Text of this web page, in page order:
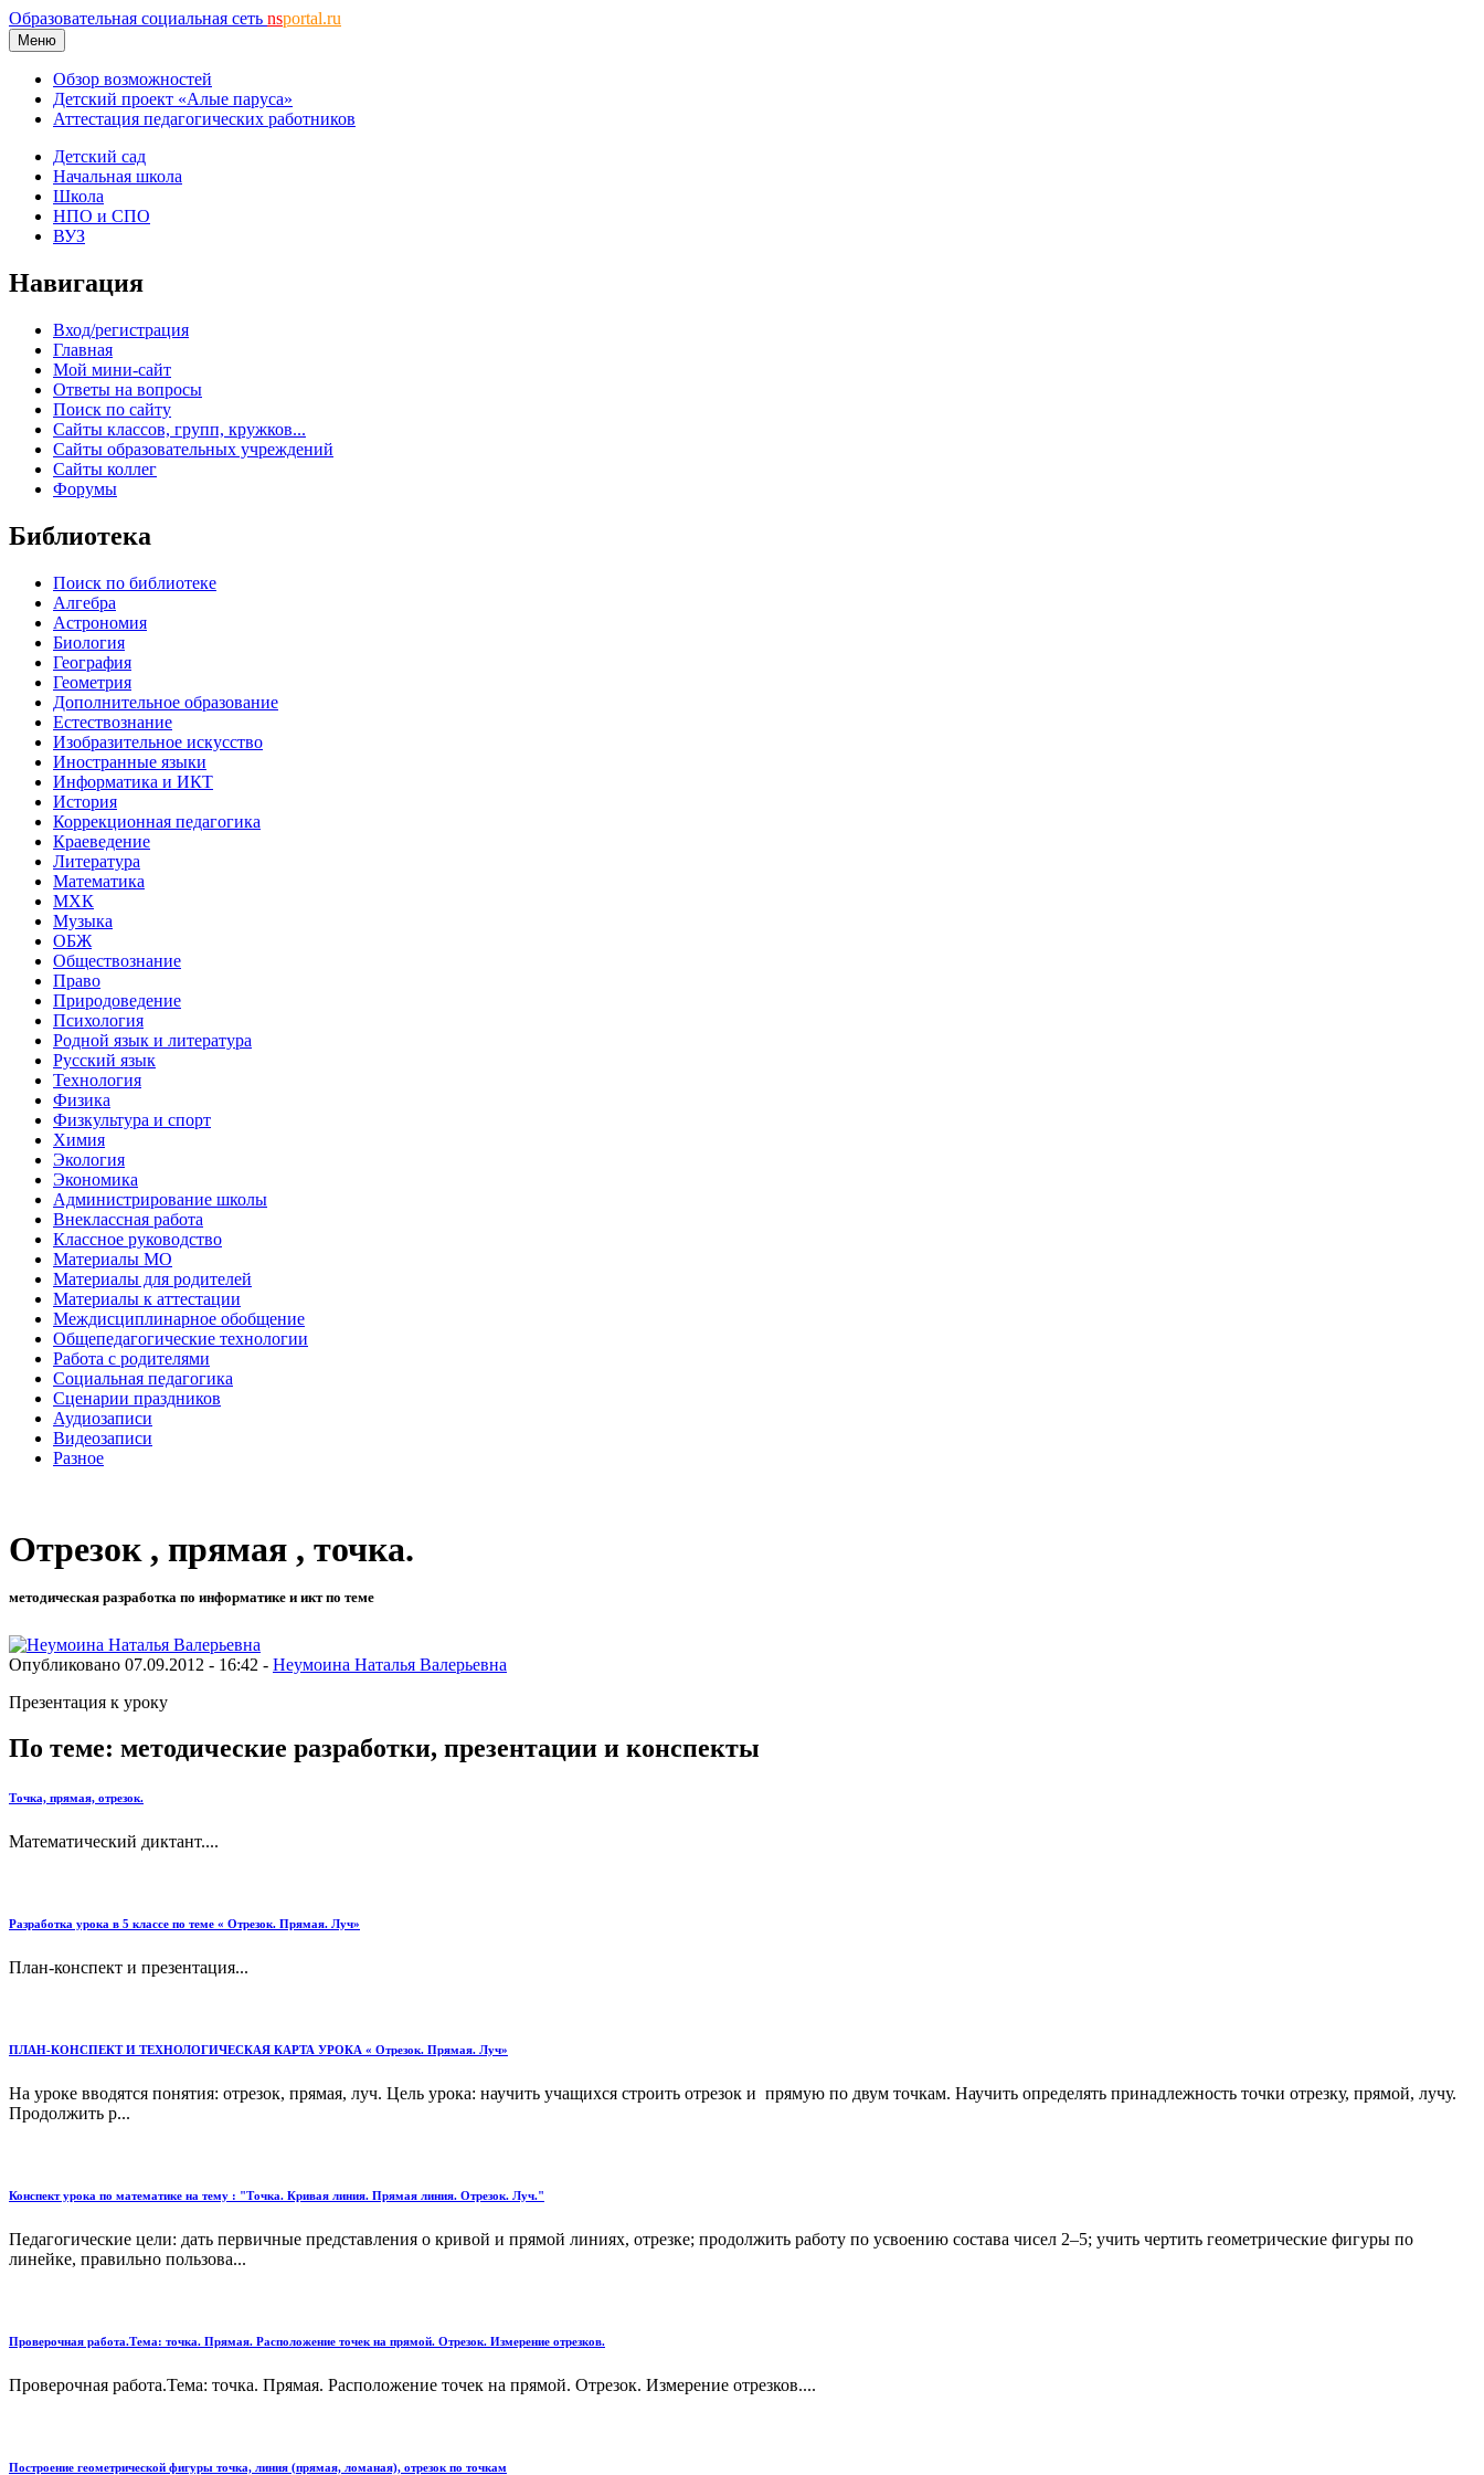
Образовательная социальная сеть nsportal.ru
Меню
Обзор возможностей
Детский проект «Алые паруса»
Аттестация педагогических работников
Детский сад
Начальная школа
Школа
НПО и СПО
ВУЗ
Навигация
Вход/регистрация
Главная
Мой мини-сайт
Ответы на вопросы
Поиск по сайту
Сайты классов, групп, кружков...
Сайты образовательных учреждений
Сайты коллег
Форумы
Библиотека
Поиск по библиотеке
Алгебра
Астрономия
Биология
География
Геометрия
Дополнительное образование
Естествознание
Изобразительное искусство
Иностранные языки
Информатика и ИКТ
История
Коррекционная педагогика
Краеведение
Литература
Математика
МХК
Музыка
ОБЖ
Обществознание
Право
Природоведение
Психология
Родной язык и литература
Русский язык
Технология
Физика
Физкультура и спорт
Химия
Экология
Экономика
Администрирование школы
Внеклассная работа
Классное руководство
Материалы МО
Материалы для родителей
Материалы к аттестации
Междисциплинарное обобщение
Общепедагогические технологии
Работа с родителями
Социальная педагогика
Сценарии праздников
Аудиозаписи
Видеозаписи
Разное
Отрезок , прямая , точка.
методическая разработка по информатике и икт по теме
Опубликовано 07.09.2012 - 16:42 - Неумоина Наталья Валерьевна
Презентация к уроку
По теме: методические разработки, презентации и конспекты
Точка, прямая, отрезок.
Математический диктант....
Разработка урока в 5 классе по теме « Отрезок. Прямая. Луч»
План-конспект и презентация...
ПЛАН-КОНСПЕКТ И ТЕХНОЛОГИЧЕСКАЯ КАРТА УРОКА « Отрезок. Прямая. Луч»
На уроке вводятся понятия: отрезок, прямая, луч. Цель урока: научить учащихся строить отрезок и прямую по двум точкам. Научить определять принадлежность точки отрезку, прямой, лучу.
Продолжить р...
Конспект урока по математике на тему : "Точка. Кривая линия. Прямая линия. Отрезок. Луч."
Педагогические цели: дать первичные представления о кривой и прямой линиях, отрезке; продолжить работу по усвоению состава чисел 2–5; учить чертить геометрические фигуры по
линейке, правильно пользова...
Проверочная работа.Тема: точка. Прямая. Расположение точек на прямой. Отрезок. Измерение отрезков.
Проверочная работа.Тема: точка. Прямая. Расположение точек на прямой. Отрезок. Измерение отрезков....
Построение геометрической фигуры точка, линия (прямая, ломаная), отрезок по точкам